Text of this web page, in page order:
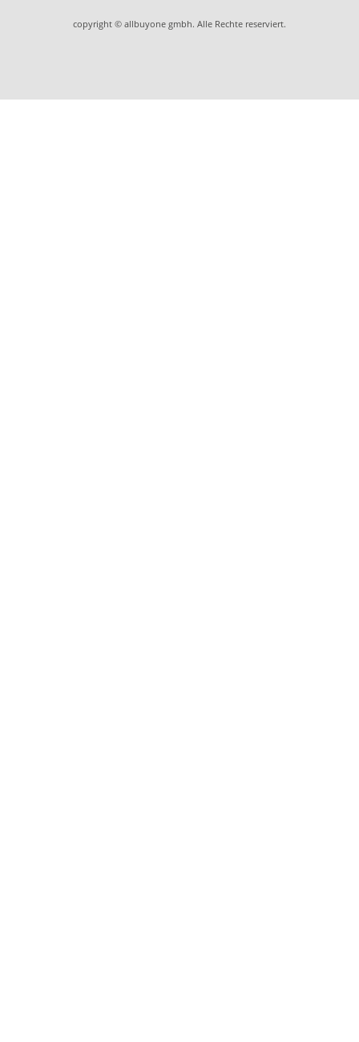
copyright © allbuyone gmbh. Alle Rechte reserviert.